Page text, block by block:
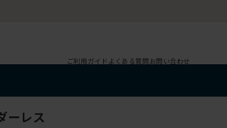
ご利用ガイド よくある質問お問い合わせ
ーレス